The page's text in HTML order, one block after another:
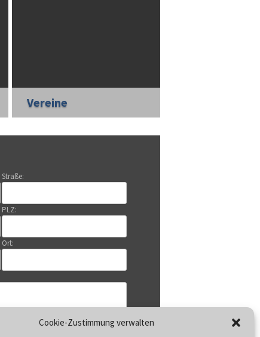
Cookie-Zustimmung verwalten
Vereine
Straße:
PLZ:
Ort: